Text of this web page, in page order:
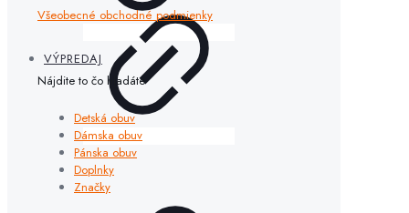
VÝPREDAJ
Všeobecné obchodné podmienky
Nájdite to čo hľadáte
Detská obuv
Dámska obuv
Pánska obuv
Doplnky
Značky